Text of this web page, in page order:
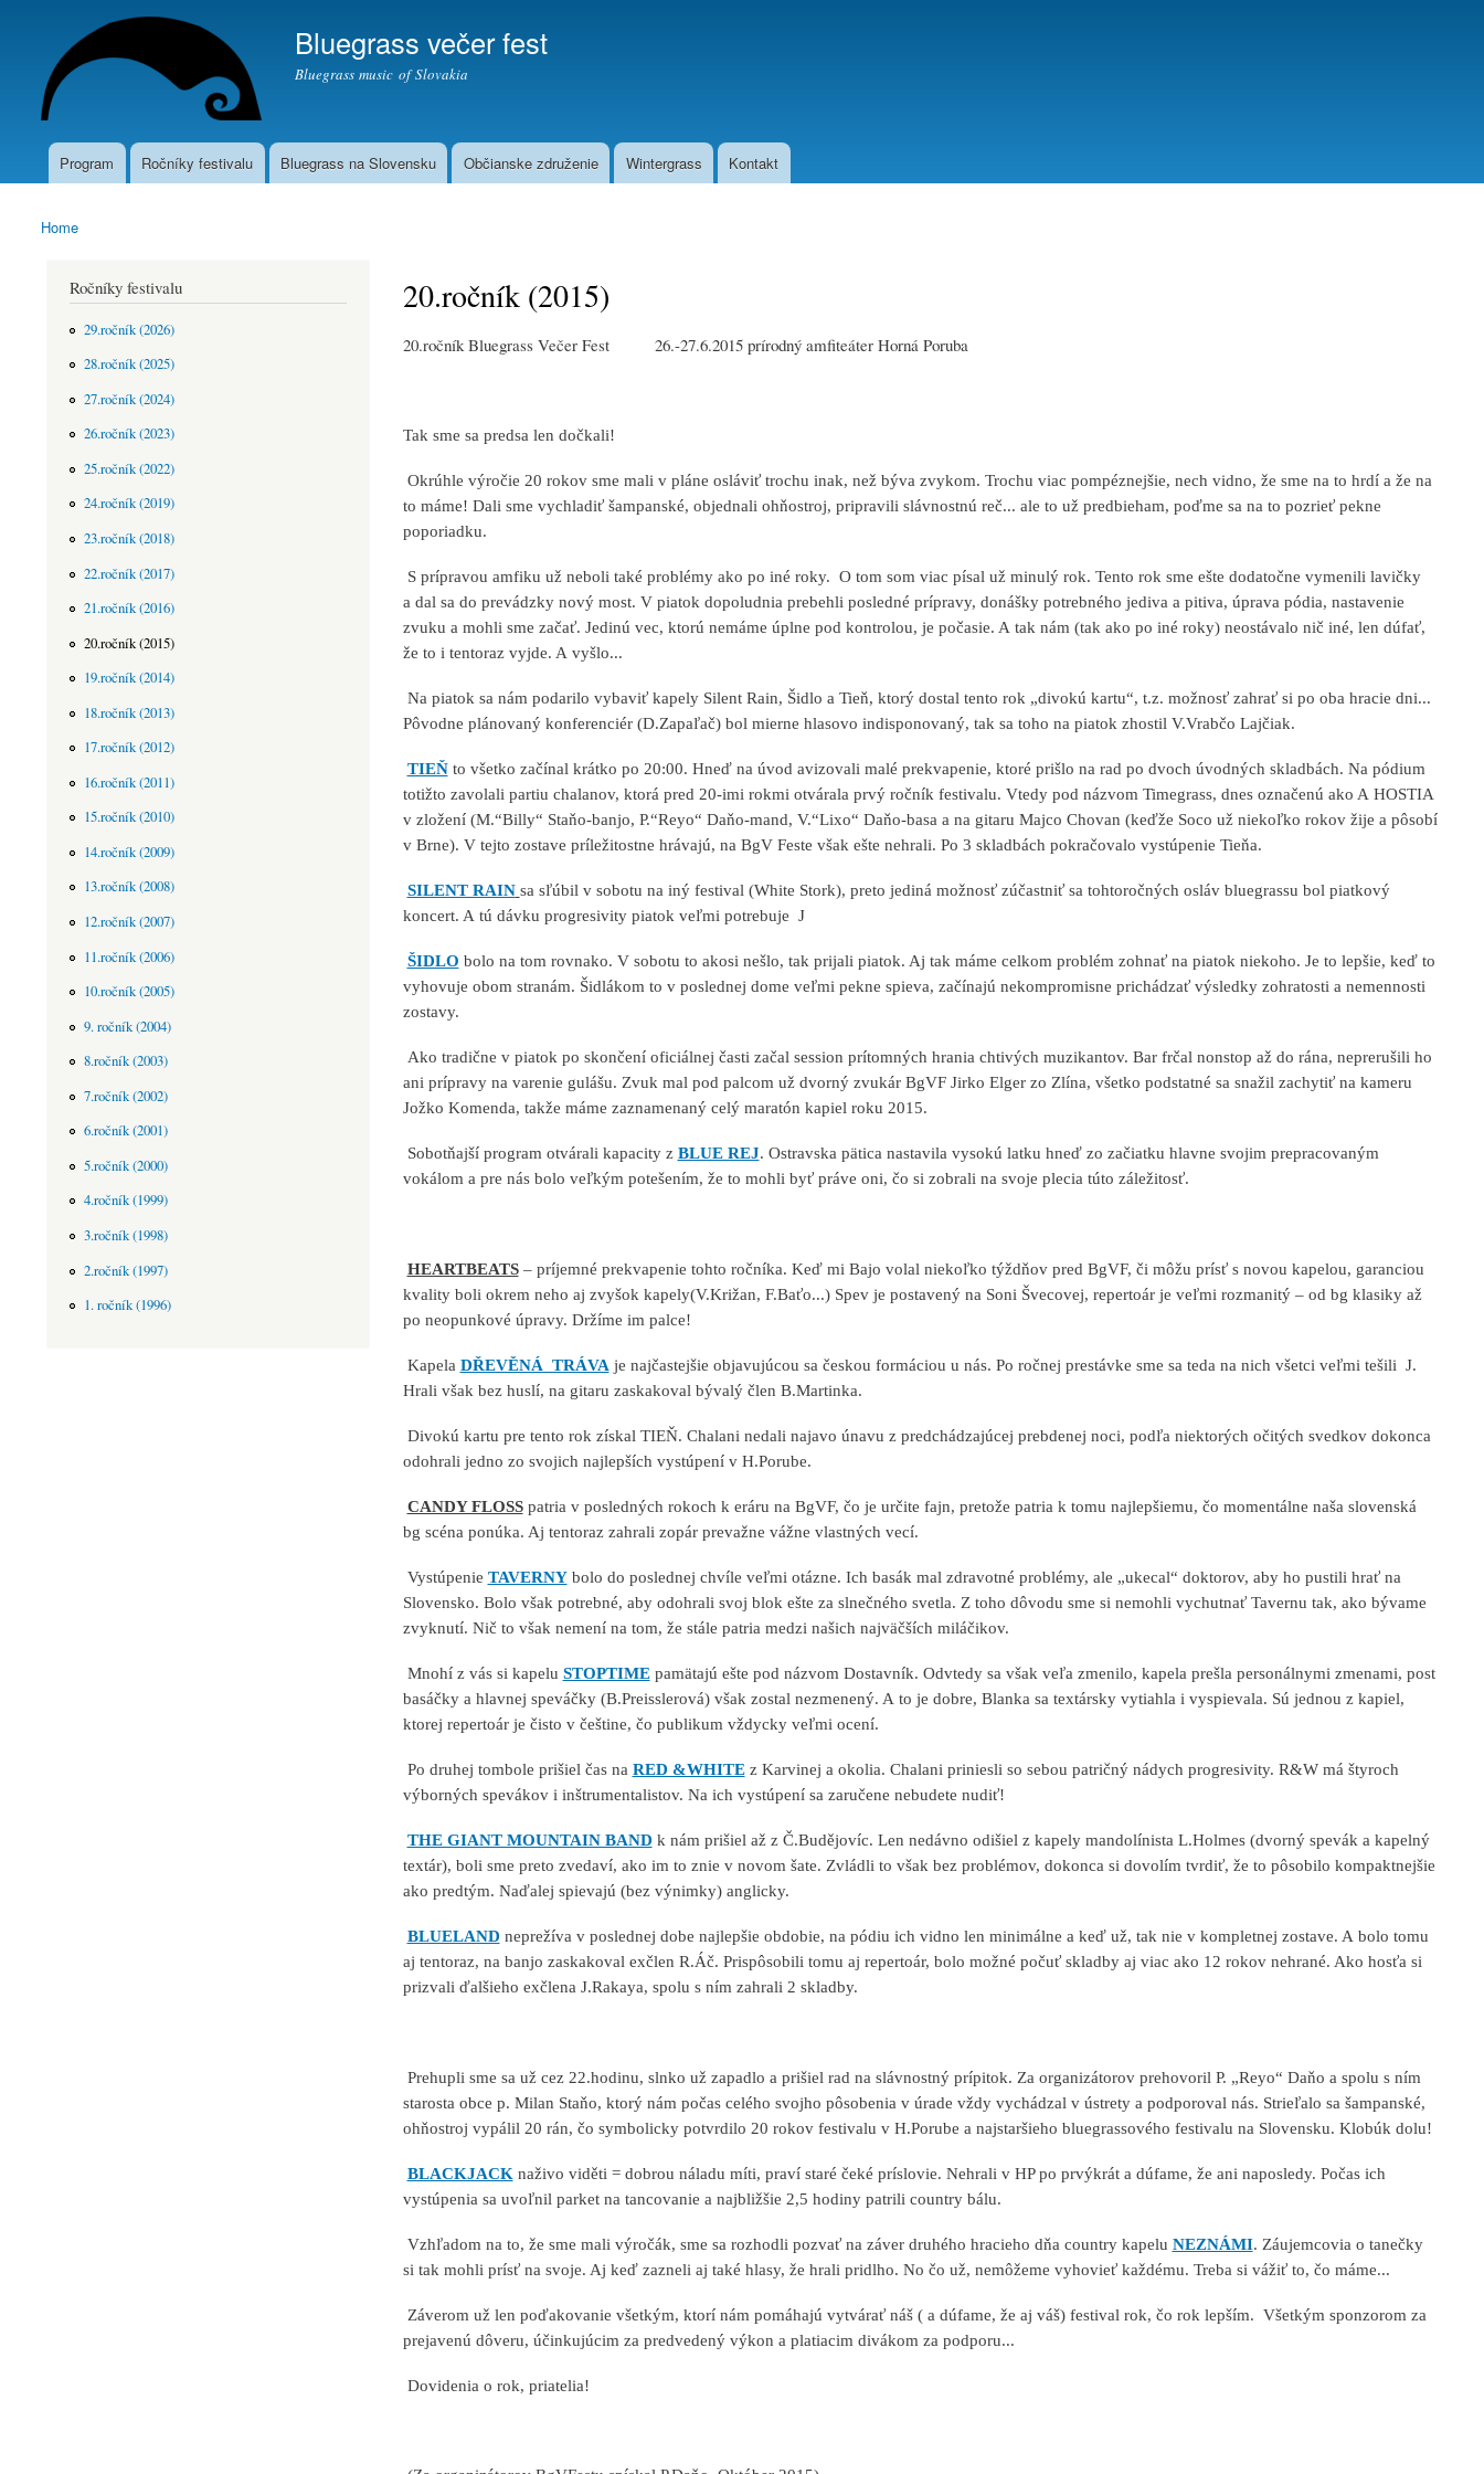
Bluegrass večer fest
Bluegrass music of Slovakia
Main menu
Program Ročníky festivalu Bluegrass na Slovensku Občianske združenie Wintergrass Kontakt
You are here
Home
20.ročník (2015)
20.ročník Bluegrass Večer Fest 26.-27.6.2015 prírodný amfiteáter Horná Poruba
Tak sme sa predsa len dočkali!
Okrúhle výročie 20 rokov sme mali v pláne osláviť trochu inak, než býva zvykom. Trochu viac pompéznejšie, nech vidno, že sme na to hrdí a že na
to máme! Dali sme vychladiť šampanské, objednali ohňostroj, pripravili slávnostnú reč... ale to už predbieham, poďme sa na to pozrieť pekne
poporiadku.
S prípravou amfiku už neboli také problémy ako po iné roky. O tom som viac písal už minulý rok. Tento rok sme ešte dodatočne vymenili lavičky
a dal sa do prevádzky nový most. V piatok dopoludnia prebehli posledné prípravy, donášky potrebného jediva a pitiva, úprava pódia, nastavenie
zvuku a mohli sme začať. Jedinú vec, ktorú nemáme úplne pod kontrolou, je počasie. A tak nám (tak ako po iné roky) neostávalo nič iné, len dúfať,
že to i tentoraz vyjde. A vyšlo...
Na piatok sa nám podarilo vybaviť kapely Silent Rain, Šidlo a Tieň, ktorý dostal tento rok „divokú kartu“, t.z. možnosť zahrať si po oba hracie dni...
Pôvodne plánovaný konferenciér (D.Zapaľač) bol mierne hlasovo indisponovaný, tak sa toho na piatok zhostil V.Vrabčo Lajčiak.
TIEŇto všetko začínal krátko po 20:00. Hneď na úvod avizovali malé prekvapenie, ktoré prišlo na rad po dvoch úvodných skladbách. Na pódium
totižto zavolali partiu chalanov, ktorá pred 20-imi rokmi otvárala prvý ročník festivalu. Vtedy pod názvom Timegrass, dnes označenú ako A HOSTIA
v zložení (M.“Billy“ Staňo-banjo, P.“Reyo“ Daňo-mand, V.“Lixo“ Daňo-basa a na gitaru Majco Chovan (keďže Soco už niekoľko rokov žije a pôsobí
v Brne). V tejto zostave príležitostne hrávajú, na BgV Feste však ešte nehrali. Po 3 skladbách pokračovalo vystúpenie Tieňa.
SILENT RAIN sa sľúbil v sobotu na iný festival (White Stork), preto jediná možnosť zúčastniť sa tohtoročných osláv bluegrassu bol piatkový
koncert. A tú dávku progresivity piatok veľmi potrebuje J
ŠIDLO bolo na tom rovnako. V sobotu to akosi nešlo, tak prijali piatok. Aj tak máme celkom problém zohnať na piatok niekoho. Je to lepšie, keď to
vyhovuje obom stranám. Šidlákom to v poslednej dome veľmi pekne spieva, začínajú nekompromisne prichádzať výsledky zohratosti a nemennosti
zostavy.
Ako tradične v piatok po skončení oficiálnej časti začal session prítomných hrania chtivých muzikantov. Bar frčal nonstop až do rána, neprerušili ho
ani prípravy na varenie gulášu. Zvuk mal pod palcom už dvorný zvukár BgVF Jirko Elger zo Zlína, všetko podstatné sa snažil zachytiť na kameru
Jožko Komenda, takže máme zaznamenaný celý maratón kapiel roku 2015.
Sobotňajší program otvárali kapacity z BLUE REJ. Ostravska pätica nastavila vysokú latku hneď zo začiatku hlavne svojim prepracovaným
vokálom a pre nás bolo veľkým potešením, že to mohli byť práve oni, čo si zobrali na svoje plecia túto záležitosť.
HEARTBEATS– príjemné prekvapenie tohto ročníka. Keď mi Bajo volal niekoľko týždňov pred BgVF, či môžu prísť s novou kapelou, garanciou
kvality boli okrem neho aj zvyšok kapely(V.Križan, F.Baťo...) Spev je postavený na Soni Švecovej, repertoár je veľmi rozmanitý – od bg klasiky až
po neopunkové úpravy. Držíme im palce!
Kapela DŘEVĚNÁ TRÁVA je najčastejšie objavujúcou sa českou formáciou u nás. Po ročnej prestávke sme sa teda na nich všetci veľmi tešili J.
Hrali však bez huslí, na gitaru zaskakoval bývalý člen B.Martinka.
Divokú kartu pre tento rok získal TIEŇ. Chalani nedali najavo únavu z predchádzajúcej prebdenej noci, podľa niektorých očitých svedkov dokonca
odohrali jedno zo svojich najlepších vystúpení v H.Porube.
CANDY FLOSSpatria v posledných rokoch k eráru na BgVF, čo je určite fajn, pretože patria k tomu najlepšiemu, čo momentálne naša slovenská
bg scéna ponúka. Aj tentoraz zahrali zopár prevažne vážne vlastných vecí.
Vystúpenie TAVERNYbolo do poslednej chvíle veľmi otázne. Ich basák mal zdravotné problémy, ale „ukecal“ doktorov, aby ho pustili hrať na
Slovensko. Bolo však potrebné, aby odohrali svoj blok ešte za slnečného svetla. Z toho dôvodu sme si nemohli vychutnať Tavernu tak, ako bývame
zvyknutí. Nič to však nemení na tom, že stále patria medzi našich najväčších miláčikov.
Mnohí z vás si kapelu STOPTIMEpamätajú ešte pod názvom Dostavník. Odvtedy sa však veľa zmenilo, kapela prešla personálnymi zmenami, post
basáčky a hlavnej speváčky (B.Preisslerová) však zostal nezmenený. A to je dobre, Blanka sa textársky vytiahla i vyspievala. Sú jednou z kapiel,
ktorej repertoár je čisto v češtine, čo publikum vždycky veľmi ocení.
Po druhej tombole prišiel čas na RED &WHITEz Karvinej a okolia. Chalani priniesli so sebou patričný nádych progresivity. R&W má štyroch
výborných spevákov i inštrumentalistov. Na ich vystúpení sa zaručene nebudete nudiť!
THE GIANT MOUNTAIN BAND k nám prišiel až z Č.Budějovíc. Len nedávno odišiel z kapely mandolínista L.Holmes (dvorný spevák a kapelný
textár), boli sme preto zvedaví, ako im to znie v novom šate. Zvládli to však bez problémov, dokonca si dovolím tvrdiť, že to pôsobilo kompaktnejšie
ako predtým. Naďalej spievajú (bez výnimky) anglicky.
BLUELAND neprežíva v poslednej dobe najlepšie obdobie, na pódiu ich vidno len minimálne a keď už, tak nie v kompletnej zostave. A bolo tomu
aj tentoraz, na banjo zaskakoval exčlen R.Áč. Prispôsobili tomu aj repertoár, bolo možné počuť skladby aj viac ako 12 rokov nehrané. Ako hosťa si
prizvali ďalšieho exčlena J.Rakaya, spolu s ním zahrali 2 skladby.
Prehupli sme sa už cez 22.hodinu, slnko už zapadlo a prišiel rad na slávnostný prípitok. Za organizátorov prehovoril P. „Reyo“ Daňo a spolu s ním
starosta obce p. Milan Staňo, ktorý nám počas celého svojho pôsobenia v úrade vždy vychádzal v ústrety a podporoval nás. Strieľalo sa šampanské,
ohňostroj vypálil 20 rán, čo symbolicky potvrdilo 20 rokov festivalu v H.Porube a najstaršieho bluegrassového festivalu na Slovensku. Klobúk dolu!
BLACKJACK naživo viděti = dobrou náladu míti, praví staré čeké príslovie. Nehrali v HP po prvýkrát a dúfame, že ani naposledy. Počas ich
vystúpenia sa uvoľnil parket na tancovanie a najbližšie 2,5 hodiny patrili country bálu.
Vzhľadom na to, že sme mali výročák, sme sa rozhodli pozvať na záver druhého hracieho dňa country kapelu NEZNÁMI. Záujemcovia o tanečky
si tak mohli prísť na svoje. Aj keď zazneli aj také hlasy, že hrali pridlho. No čo už, nemôžeme vyhovieť každému. Treba si vážiť to, čo máme...
Záverom už len poďakovanie všetkým, ktorí nám pomáhajú vytvárať náš ( a dúfame, že aj váš) festival rok, čo rok lepším. Všetkým sponzorom za
prejavenú dôveru, účinkujúcim za predvedený výkon a platiacim divákom za podporu...
Dovidenia o rok, priatelia!
Ročníky festivalu
29.ročník (2026)
28.ročník (2025)
27.ročník (2024)
26.ročník (2023)
25.ročník (2022)
24.ročník (2019)
23.ročník (2018)
22.ročník (2017)
21.ročník (2016)
20.ročník (2015)
19.ročník (2014)
18.ročník (2013)
17.ročník (2012)
16.ročník (2011)
15.ročník (2010)
14.ročník (2009)
13.ročník (2008)
12.ročník (2007)
11.ročník (2006)
10.ročník (2005)
9. ročník (2004)
8.ročník (2003)
7.ročník (2002)
6.ročník (2001)
5.ročník (2000)
4.ročník (1999)
3.ročník (1998)
2.ročník (1997)
1. ročník (1996)